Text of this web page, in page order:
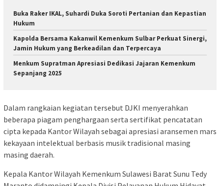
Buka Raker IKAL, Suhardi Duka Soroti Pertanian dan Kepastian
Hukum
Kapolda Bersama Kakanwil Kemenkum Sulbar Perkuat Sinergi,
Jamin Hukum yang Berkeadilan dan Terpercaya
Menkum Supratman Apresiasi Dedikasi Jajaran Kemenkum
Sepanjang 2025
Dalam rangkaian kegiatan tersebut DJKI menyerahkan
beberapa piagam penghargaan serta sertifikat pencatatan
cipta kepada Kantor Wilayah sebagai apresiasi aransemen mars
kekayaan intelektual berbasis musik tradisional masing
masing daerah.
Kepala Kantor Wilayah Kemenkum Sulawesi Barat Sunu Tedy